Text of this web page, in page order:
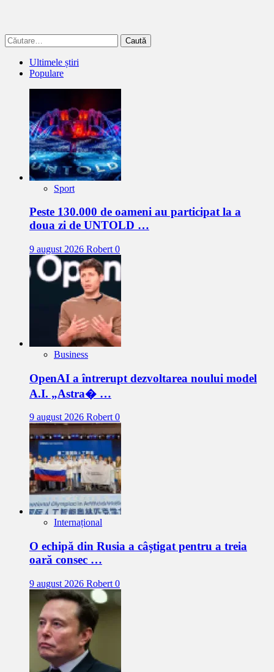
Caută
după:
Ultimele știri
Populare
Sport
Peste 130.000 de oameni au participat la a
doua zi de UNTOLD …
9 august 2026 Robert 0
Business
OpenAI a întrerupt dezvoltarea noului model
A.I. „Astra� …
9 august 2026 Robert0
Internațional
O echipă din Rusia a câștigat pentru a treia
oară consec …
9 august 2026 Robert 0